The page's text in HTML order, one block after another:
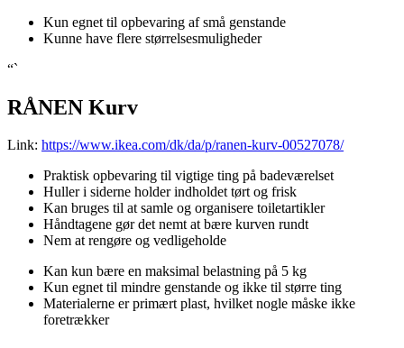
Kun egnet til opbevaring af små genstande
Kunne have flere størrelsesmuligheder
“`
RÅNEN Kurv
Link: https://www.ikea.com/dk/da/p/ranen-kurv-00527078/
Praktisk opbevaring til vigtige ting på badeværelset
Huller i siderne holder indholdet tørt og frisk
Kan bruges til at samle og organisere toiletartikler
Håndtagene gør det nemt at bære kurven rundt
Nem at rengøre og vedligeholde
Kan kun bære en maksimal belastning på 5 kg
Kun egnet til mindre genstande og ikke til større ting
Materialerne er primært plast, hvilket nogle måske ikke
foretrækker